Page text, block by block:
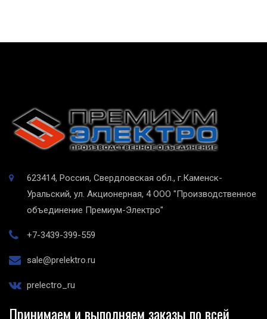
623414, Россия, Свердловская обл., г.Каменск-
Уральский, ул. Акционерная, 4 ООО "Производственное
объединение Премиум-Электро"
+7-3439-399-559
sale@prelektro.ru
prelectro_ru
Принимаем и выполняем заказы по всей